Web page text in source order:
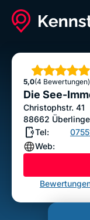
5,0
Sterne
(4 Bewertungen)
Die See-
Christophstr. 41
88662
Tel:
Web: